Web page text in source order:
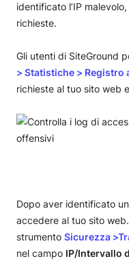
identificato l’IP
richieste.
Gli utenti di SiteGround
> Statistiche > Registro
richieste al tuo sito web
Dopo aver identificato
accedere al tuo sito
strumento Sicurezza
nel campo IP/Intervallo